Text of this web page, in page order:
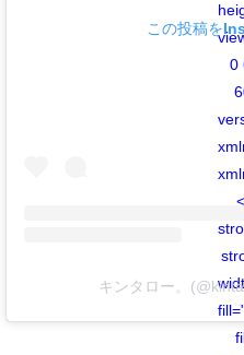
0
この投稿を
キンタロー。